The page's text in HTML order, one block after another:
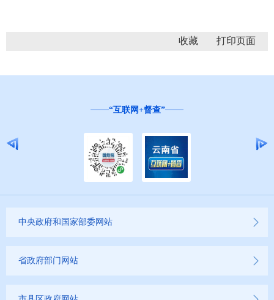
收藏
云南省营商环境投诉举
中央政府和国家部委网站
省政府部门网站